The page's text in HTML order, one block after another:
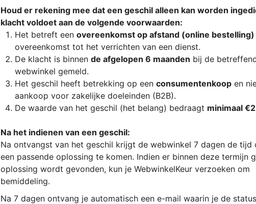
Houd er rekening mee dat een geschil alleen kan worden
klacht voldoet aan de volgende voorwaarden:
Het betreft een overeenkomst op afstand (online bestelling)
overeenkomst tot het verrichten van een dienst.
De klacht is binnen de afgelopen 6 maanden bij de
webwinkel gemeld.
Het geschil heeft betrekking op een consumentenkoopen
aankoop voor zakelijke doeleinden (B2B).
De waarde van het geschil (het belang) bedraagt minimaal
Na het indienen van een geschil:
Na ontvangst van het geschil krijgt de webwinkel 7 dagen de tijd
een passende oplossing te komen. Indien er binnen deze termijn
oplossing wordt gevonden, kun je WebwinkelKeur verzoeken om
bemiddeling.
Na 7 dagen ontvang je automatisch een e-mail waarin je de